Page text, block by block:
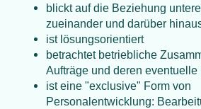
blickt auf die Beziehung
zueinander und darüber
ist lösungsorientiert
betrachtet betriebliche
Aufträge und deren eventuelle
ist eine "exclusive" Form von
Personalentwicklung: